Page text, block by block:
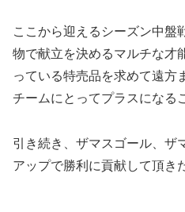
ここから迎えるシーズン中盤
物で献立を決めるマルチな才
っている特売品を求めて遠方
チームにとってプラスになる
引き続き、ザマスゴール、ザ
アップで勝利に貢献して頂き